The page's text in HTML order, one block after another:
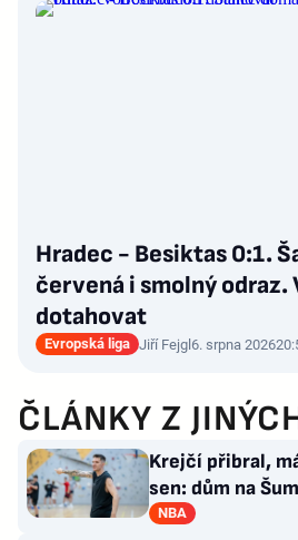
Hradec - Besiktas 0:1.
červená i smolný odraz.
dotahovat
Evropská liga Jiří Fejgl6. srpna 2026
ČLÁNKY Z
Krejčí přibral,
sen: dům na
jako Forrest
NBA